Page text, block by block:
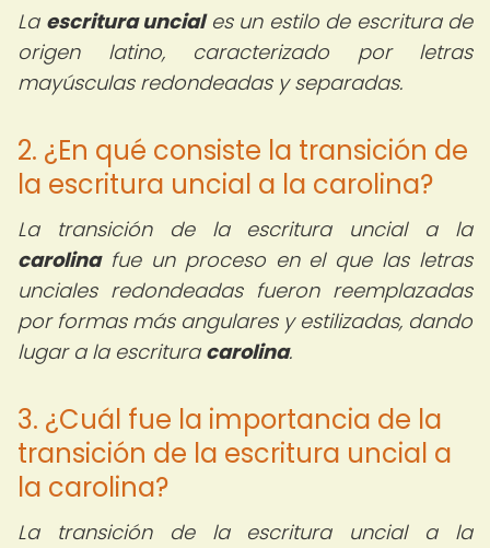
La escritura unciales un estilo de escritura de
origen latino, caracterizado por letras
mayúsculas redondeadas y separadas.
2. ¿En qué consiste la transición de
la escritura uncial a la carolina?
La transición de la escritura uncial a la
carolinafue un proceso en el que las letras
unciales redondeadas fueron reemplazadas
por formas más angulares y estilizadas, dando
lugar a la escritura carolina.
3. ¿Cuál fue la importancia de la
transición de la escritura uncial a
la carolina?
La transición de la escritura uncial a la